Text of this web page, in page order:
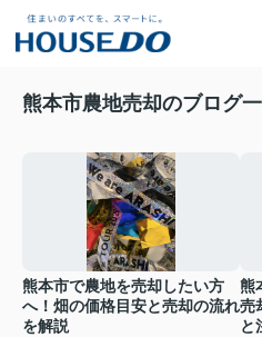
熊本市農地売却のブログ
熊本市で農地を売却したい方
へ！畑の価格目安と売却の流れ
を解説
熊
売
と